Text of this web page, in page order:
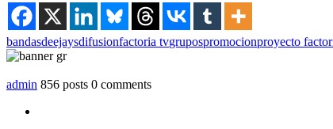
bandasdeejaysdifusionfactoria tvgrupospromocionproyecto
admin 856 posts 0 comments